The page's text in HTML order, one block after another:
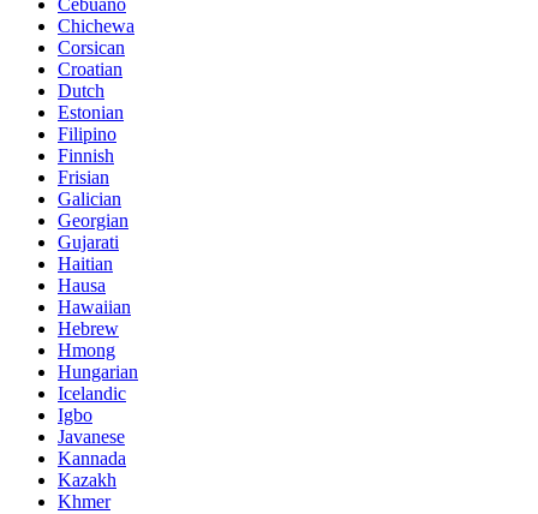
Chichewa
Corsican
Croatian
Dutch
Estonian
Filipino
Finnish
Frisian
Galician
Georgian
Gujarati
Haitian
Hausa
Hawaiian
Hebrew
Hmong
Hungarian
Icelandic
Igbo
Javanese
Kannada
Kazakh
Khmer